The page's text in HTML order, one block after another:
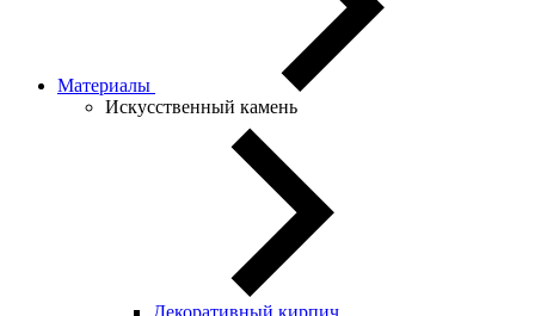
Материалы
Искусственный камень
Декоративный кирпич